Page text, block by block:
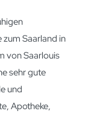
zum Saarland in
von Saarlouis
sehr gute
und
Apotheke,